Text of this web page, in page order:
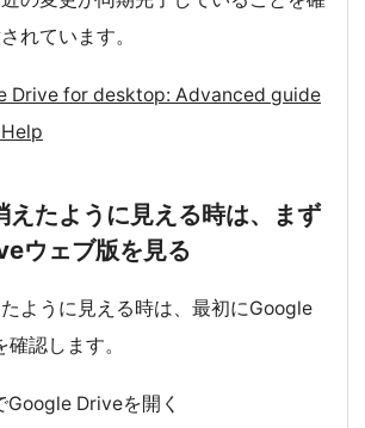
れています。
Drive for desktop: Advanced guide
えたように見える時は、まず
ウェブ版を見る
ように見える時は、最初にGoogle
認します。
Google Driveを開く